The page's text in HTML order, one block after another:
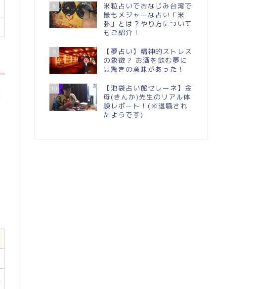
8
米粒占いでおなじみ台湾で
最もメジャーな占い「米
卦」とは？やり方について
もご紹介！
9
【夢占い】精神的ストレス
の象徴？ お酒を飲む夢に
は驚きの意味があった！
10
【池袋占い館セレーネ】金
母(きんか)先生のリアル体
験レポート！(※退職され
たようです)